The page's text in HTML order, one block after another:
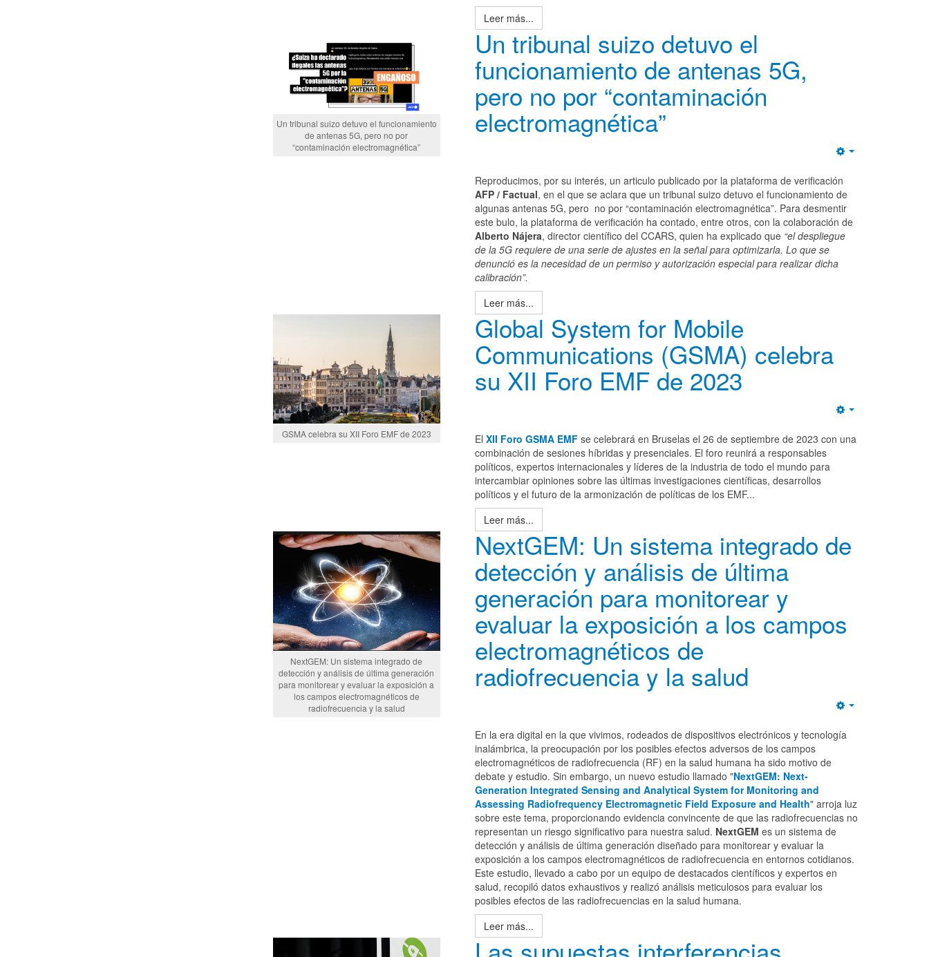
Leer más...
Un tribunal suizo detuvo el funcionamiento
de antenas 5G, pero no por
“contaminación electromagnética”
Un tribunal suizo detuvo el
funcionamiento de antenas 5G,
pero no por “contaminación
electromagnética”
Reproducimos, por su interés, un articulo publicado por la plataforma de verificación
AFP / Factual, en el que se aclara que un tribunal suizo detuvo el funcionamiento de
algunas antenas 5G, pero no por “contaminación electromagnética”. Para desmentir
este bulo, la plataforma de verificación ha contado, entre otros, con la colaboración de
Alberto Nájera, director científico del CCARS, quien ha explicado que “el despliegue
de la 5G requiere de una serie de ajustes en la señal para optimizarla. Lo que se
denunció es la necesidad de un permiso y autorización especial para realizar dicha
calibración”.
Leer más...
GSMA celebra su XII Foro EMF de 2023
Global System for Mobile
Communications (GSMA) celebra
su XII Foro EMF de 2023
El XII Foro GSMA EMF se celebrará en Bruselas el 26 de septiembre de 2023 con una
combinación de sesiones híbridas y presenciales. El foro reunirá a responsables
políticos, expertos internacionales y líderes de la industria de todo el mundo para
intercambiar opiniones sobre las últimas investigaciones científicas, desarrollos
políticos y el futuro de la armonización de políticas de los EMF...
Leer más...
NextGEM: Un sistema integrado de
detección y análisis de última generación
para monitorear y evaluar la exposición a
los campos electromagnéticos de
radiofrecuencia y la salud
NextGEM: Un sistema integrado de
detección y análisis de última
generación para monitorear y
evaluar la exposición a los campos
electromagnéticos de
radiofrecuencia y la salud
En la era digital en la que vivimos, rodeados de dispositivos electrónicos y tecnología
inalámbrica, la preocupación por los posibles efectos adversos de los campos
electromagnéticos de radiofrecuencia (RF) en la salud humana ha sido motivo de
debate y estudio. Sin embargo, un nuevo estudio llamado "NextGEM: Next-
Generation Integrated Sensing and Analytical System for Monitoring and
Assessing Radiofrequency Electromagnetic Field Exposure and Health" arroja luz
sobre este tema, proporcionando evidencia convincente de que las radiofrecuencias no
representan un riesgo significativo para nuestra salud. NextGEM es un sistema de
detección y análisis de última generación diseñado para monitorear y evaluar la
exposición a los campos electromagnéticos de radiofrecuencia en entornos cotidianos.
Este estudio, llevado a cabo por un equipo de destacados científicos y expertos en
salud, recopiló datos exhaustivos y realizó análisis meticulosos para evaluar los
posibles efectos de las radiofrecuencias en la salud humana.
Leer más...